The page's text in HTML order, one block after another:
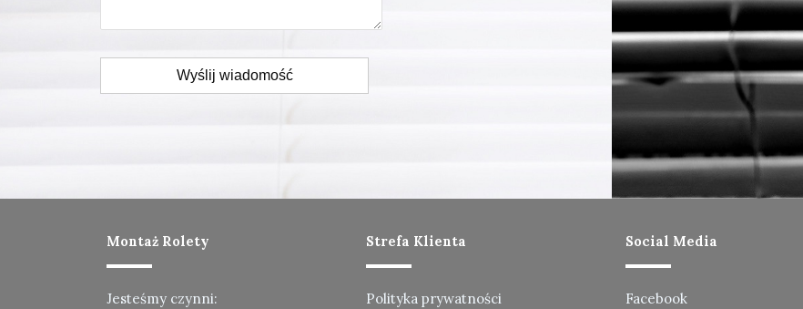
Wyślij wiadomość
Montaż Rolety
Jesteśmy czynni:
Strefa Klienta
Polityka prywatności
Social Media
Facebook